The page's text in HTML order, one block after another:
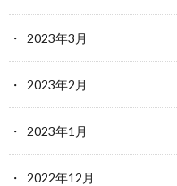
2023年3月
2023年2月
2023年1月
2022年12月